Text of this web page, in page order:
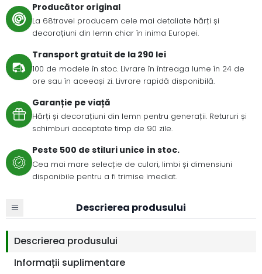
Producător original
La 68travel producem cele mai detaliate hărți și
decorațiuni din lemn chiar în inima Europei.
Transport gratuit de la 290 lei
100 de modele în stoc. Livrare în întreaga lume în 24 de
ore sau în aceeași zi. Livrare rapidă disponibilă.
Garanție pe viață
Hărți și decorațiuni din lemn pentru generații. Retururi și
schimburi acceptate timp de 90 zile.
Peste 500 de stiluri unice în stoc.
Cea mai mare selecție de culori, limbi și dimensiuni
disponibile pentru a fi trimise imediat.
Descrierea produsului
Descrierea produsului
Informații suplimentare